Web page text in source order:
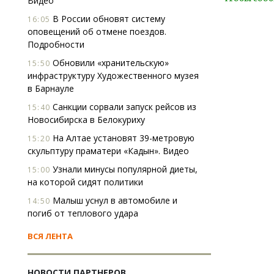
16:05 В России обновят систему
оповещений об отмене поездов.
Подробности
15:50 Обновили «хранительскую»
инфраструктуру Художественного музея
в Барнауле
15:40 Санкции сорвали запуск рейсов из
Новосибирска в Белокуриху
15:20 На Алтае установят 39-метровую
скульптуру праматери «Кадын». Видео
15:00 Узнали минусы популярной диеты,
на которой сидят политики
14:50 Малыш уснул в автомобиле и
погиб от теплового удара
ВСЯ ЛЕНТА